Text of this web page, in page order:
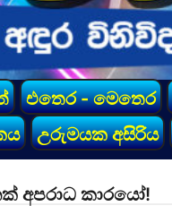
එතෙර - මෙතෙර
උරුමයක අසිරිය
අපරාධ කාරයෝ!